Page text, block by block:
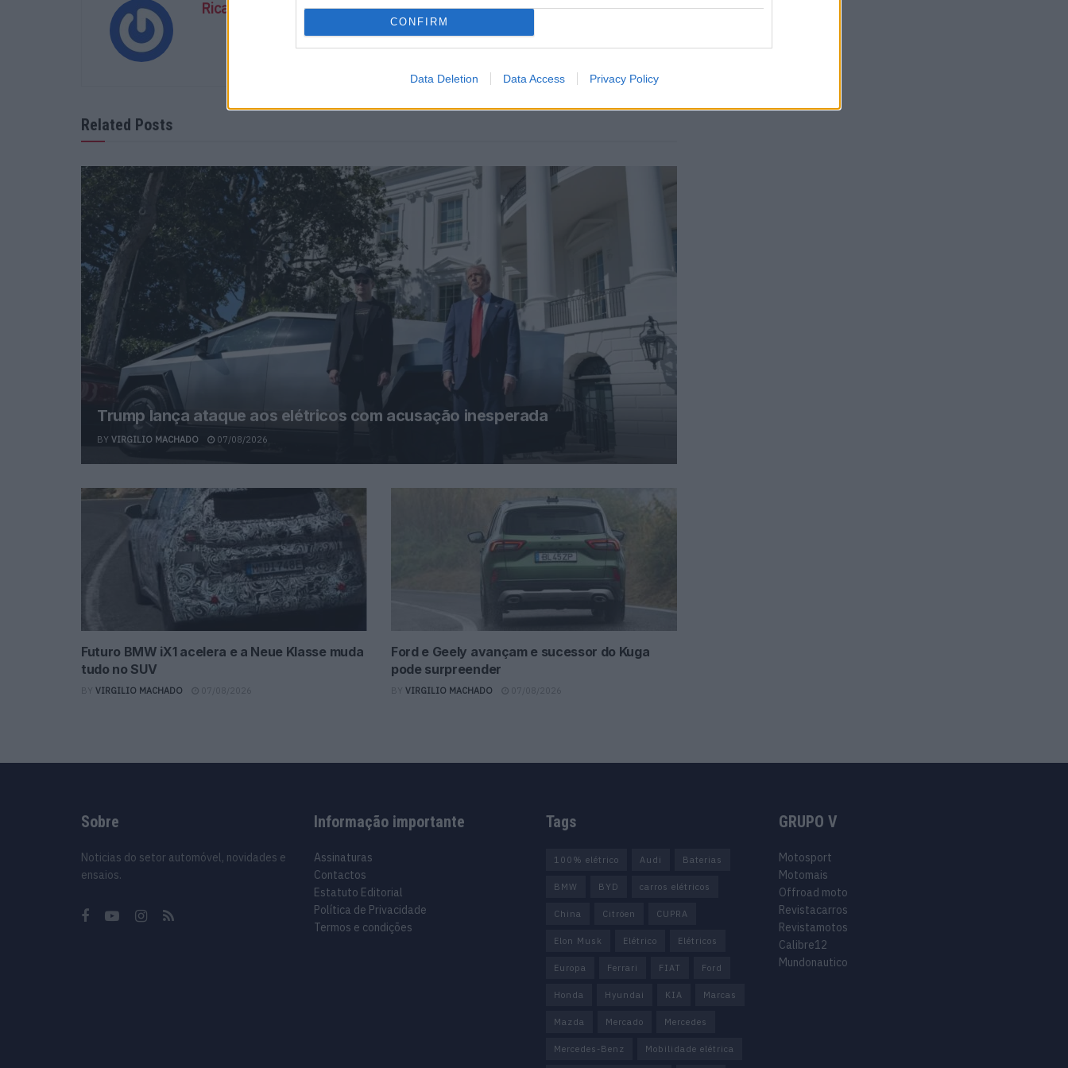
CONFIRM
Data Deletion Data Access Privacy Policy
Ricardo Carvalho
Related Posts
Trump lança ataque aos elétricos com acusação inesperada
BY VIRGILIO MACHADO 07/08/2026
Futuro BMW iX1 acelera e a Neue Klasse muda
tudo no SUV
BY VIRGILIO MACHADO 07/08/2026
Ford e Geely avançam e sucessor do Kuga
pode surpreender
BY VIRGILIO MACHADO 07/08/2026
Sobre
Noticias do setor automóvel, novidades e
ensaios.
Informação importante
Assinaturas
Contactos
Estatuto Editorial
Política de Privacidade
Termos e condições
Tags
100% elétrico Audi Baterias
BMW BYD carros elétricos
China Citröen CUPRA
Elon Musk Elétrico Elétricos
Europa Ferrari FIAT Ford
Honda Hyundai KIA Marcas
Mazda Mercado Mercedes
Mercedes-Benz Mobilidade elétrica
GRUPO V
Motosport
Motomais
Offroad moto
Revistacarros
Revistamotos
Calibre12
Mundonautico